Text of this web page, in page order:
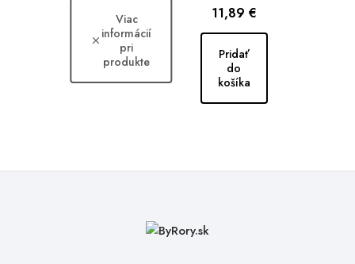
Viac
informácií
pri
produkte
Cena
11,89 €
Pridať
do
košíka